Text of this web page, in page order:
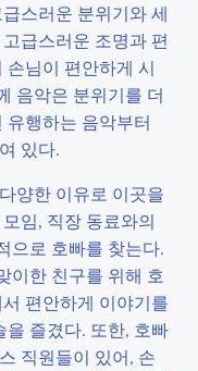
스러운 분위기와 세
급스러운 조명과 편
님이 편안하게 시
음악은 분위기를 더
유행하는 음악부터
있다.
양한 이유로 이곳을
임, 직장 동료와의
으로 호빠를 찾는다.
이한 친구를 위해 호
편안하게 이야기를
을 즐겼다. 또한, 호빠
직원들이 있어, 손